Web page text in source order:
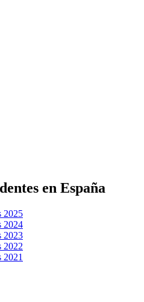
en España
2025
2024
2023
2022
2021